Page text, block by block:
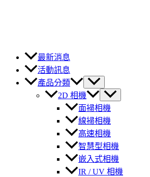
最新消息
活動訊息
產品分類
2D 相機
面掃相機
線掃相機
高速相機
智慧型相機
嵌入式相機
IR / UV 相機